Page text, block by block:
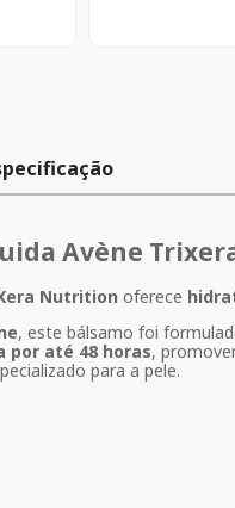
Avène
Nutrition oferece
, este bálsamo foi
por até 48 horas,
para a pele.